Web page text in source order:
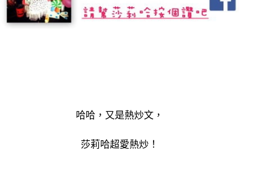
哈哈，又是熱炒文，
莎莉哈超愛熱炒！